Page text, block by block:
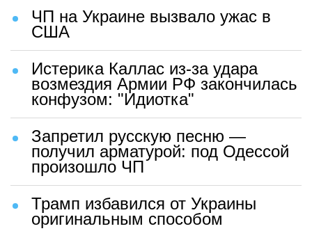
ЧП на Украине вызвало ужас в
США
Истерика Каллас из-за удара
возмездия Армии РФ закончилась
конфузом: "Идиотка"
Запретил русскую песню —
получил арматурой: под Одессой
произошло ЧП
Трамп избавился от Украины
оригинальным способом